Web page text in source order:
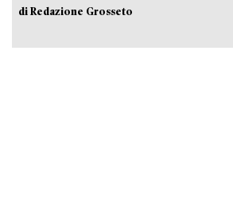
di Redazione Grosseto